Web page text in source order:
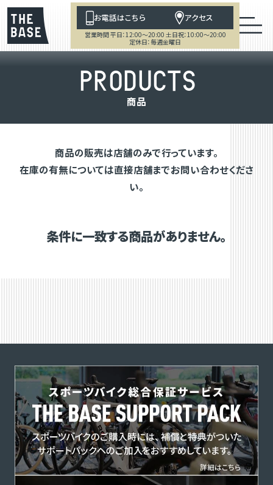
お電話はこちら アクセス
営業時間 平日：12:00～20:00 土日祝：10:00～20:00
定休日：毎週金曜日
PRODUCTS
商品
商品の販売は店舗のみで行っています。
在庫の有無については直接店舗までお問い合わせくださ
い。
条件に一致する商品がありません。